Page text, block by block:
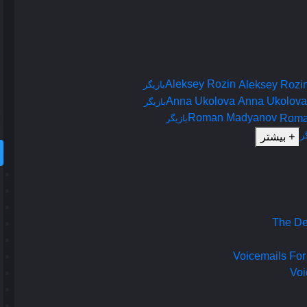
Aleksey Rozinبازیگر
Anna Ukolovaبازیگر
Roman Madyanov بازیگر
+